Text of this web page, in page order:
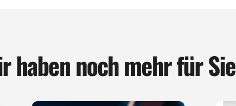
haben noch mehr für Sie